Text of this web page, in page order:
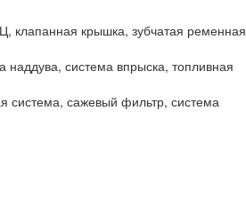
клапанная крышка, зубчатая ременная
наддува, система впрыска, топливная
система, сажевый фильтр, система